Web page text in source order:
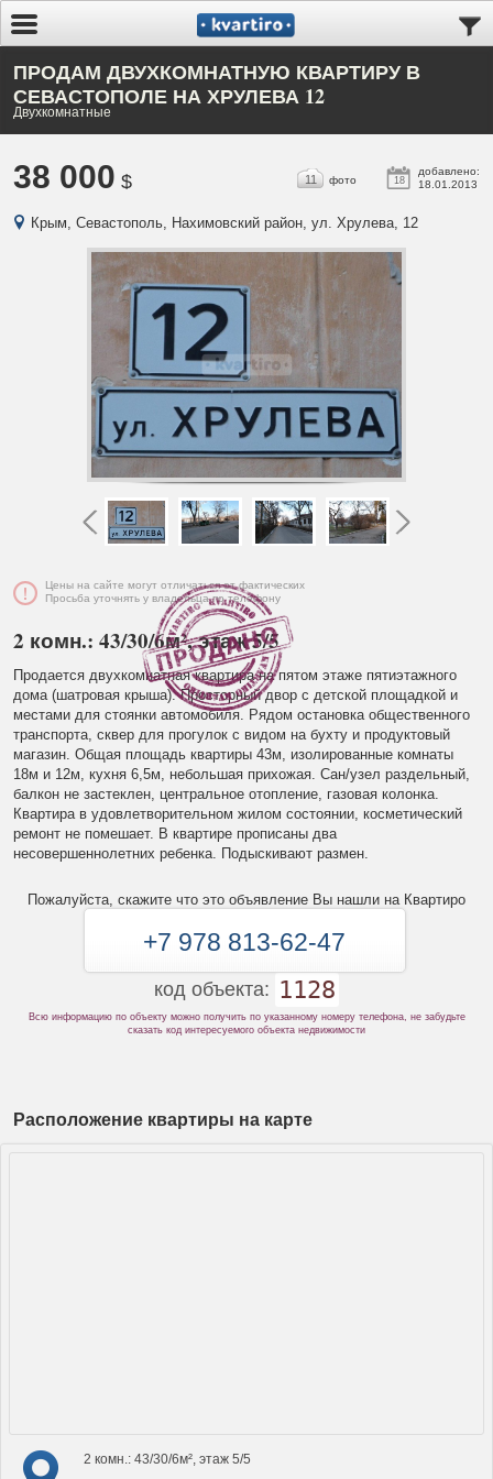
ПРОДАМ ДВУХКОМНАТНУЮ КВАРТИРУ В
СЕВАСТОПОЛЕ НА ХРУЛЕВА 12
Двухкомнатные
38 000 $ 18
добавлено:
18.01.2013
11 фото
Крым, Севастополь, Нахимовский район, ул. Хрулева, 12
Цены на сайте могут отличаться от фактических
Просьба уточнять у владельца по телефону
2 комн.: 43/30/6м², этаж 5/5
Продается двухкомнатная квартира на пятом этаже пятиэтажного
дома (шатровая крыша). Просторный двор с детской площадкой и
местами для стоянки автомобиля. Рядом остановка общественного
транспорта, сквер для прогулок с видом на бухту и продуктовый
магазин. Общая площадь квартиры 43м, изолированные комнаты
18м и 12м, кухня 6,5м, небольшая прихожая. Сан/узел раздельный,
балкон не застеклен, центральное отопление, газовая колонка.
Квартира в удовлетворительном жилом состоянии, косметический
ремонт не помешает. В квартире прописаны два
несовершеннолетних ребенка. Подыскивают размен.
Пожалуйста, скажите что это объявление Вы нашли на Квартиро
+7 978 813-62-47
код объекта: 1128
Всю информацию по объекту можно получить по указанному номеру телефона, не забудьте
сказать код интересуемого объекта недвижимости
Расположение квартиры на карте
2 комн.: 43/30/6м², этаж 5/5